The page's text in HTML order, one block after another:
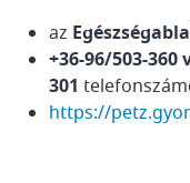
az
+36-96/503-360
301
https://